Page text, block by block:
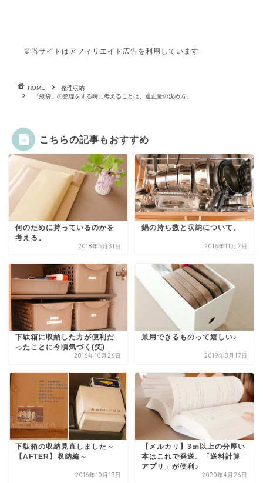
※当サイトはアフィリエイト広告を利用しています
HOME
整理収納
「紙袋」の整理をする時に考えることは。適正量の決め方。
こちらの記事もおすすめ
何のために持っているのかを
考える。
2018年5月31日
鍋の持ち数と収納について。
2016年11月2日
下駄箱に収納した方が便利だ
ったことに今頃気づく(笑)
2016年10月26日
兼用できるものって嬉しい♪
2019年8月17日
下駄箱の収納見直しました～
【AFTER】収納編～
2016年10月13日
【メルカリ】3㎝以上の分厚い
本はこれで発送。「送料計算
アプリ」が便利♪
2020年4月26日